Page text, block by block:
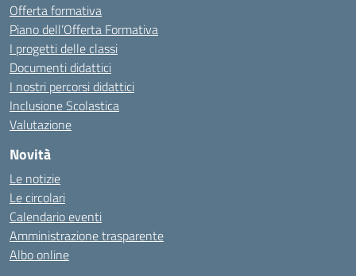
Offerta formativa
Piano dell’Offerta Formativa
I progetti delle classi
Documenti didattici
I nostri percorsi didattici
Inclusione Scolastica
Valutazione
Novità
Le notizie
Le circolari
Calendario eventi
Amministrazione trasparente
Albo online